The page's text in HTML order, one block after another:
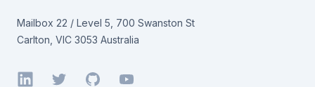
Mailbox 22 / Level 5, 700 Swanston St
Carlton, VIC 3053 Australia
LinkedInTwitterGitHubYouTube